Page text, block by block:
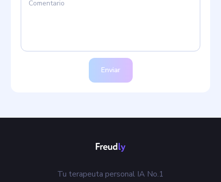
Enviar
Tu terapeuta personal IA No.1